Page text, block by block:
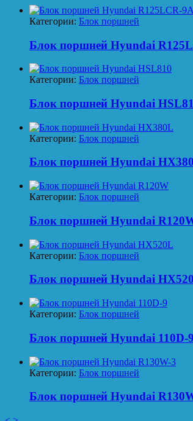
Категории: Блок поршней
Блок поршней Hyundai
Категории: Блок поршней
Блок поршней Hyundai
Категории: Блок поршней
Блок поршней Hyundai
Категории: Блок поршней
Блок поршней Hyundai
Категории: Блок поршней
Блок поршней Hyundai
Категории: Блок поршней
Блок поршней Hyundai 110D-9
Категории: Блок поршней
Блок поршней Hyundai